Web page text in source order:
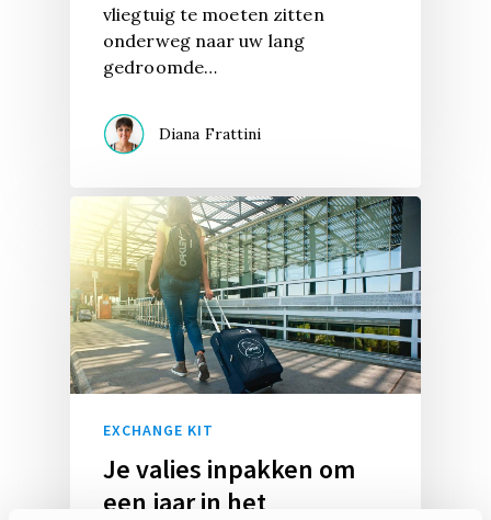
vliegtuig te moeten zitten
onderweg naar uw lang
gedroomde…
Diana Frattini
EXCHANGE KIT
Je valies inpakken om
een jaar in het